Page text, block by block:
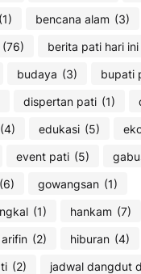
(1) bencana alam (3)
(76) berita pati hari ini
budaya (3) bupati
dispertan pati (1)
(4) edukasi (5)
event pati (5)
(6) gowangsan (1)
(1) hankam (7)
(2) hiburan (4)
(2) jadwal dangdut